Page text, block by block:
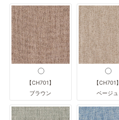
【CH701】
ブラウン
【CH701】
ベージュ